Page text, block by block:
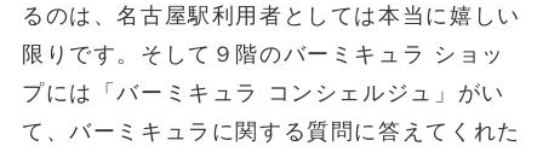
るのは、名古屋駅利用者としては本当に嬉しい
限りです。そして９階のバーミキュラ ショッ
プには「バーミキュラ コンシェルジュ」がい
て、バーミキュラに関する質問に答えてくれた